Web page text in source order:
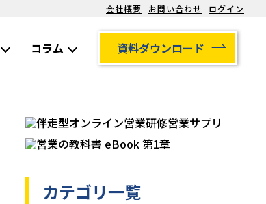
会社概要 お問い合わせ ログイン
コラム 資料ダウンロード
カテゴリ一覧